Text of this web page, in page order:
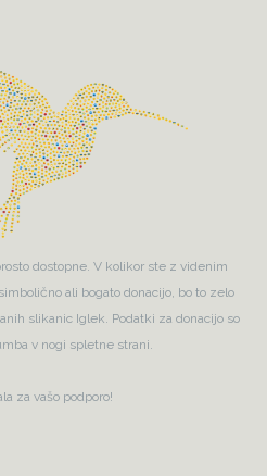
dostopne. V kolikor ste z videnim
ali bogato donacijo, bo to zelo
slikanic Iglek. Podatki za donacijo so
v nogi spletne strani.
za vašo podporo!